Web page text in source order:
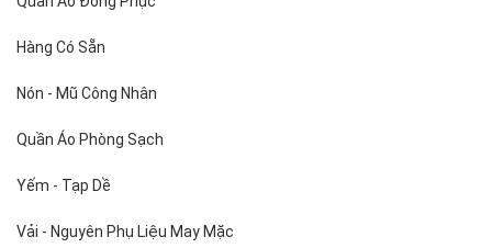
Hàng Có Sẵn
Nón - Mũ Công Nhân
Quần Áo Phòng Sạch
Yếm - Tạp Dề
Vải - Nguyên Phụ Liệu May Mặc